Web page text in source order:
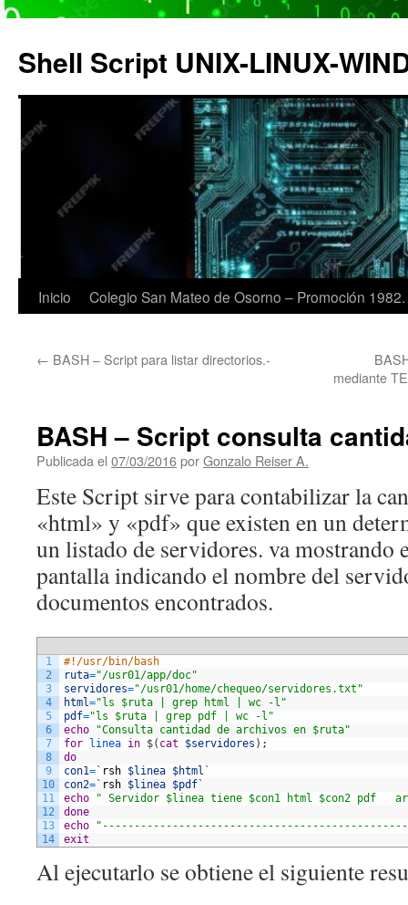
contenido
Shell Script UNIX-LINUX-
Inicio Colegio San Mateo de Osorno – Promoción 1982.
← BASH – Script para listar directorios.-
mediante
BASH – Script consulta
Publicada el 07/03/2016porGonzalo Reiser A.
Este Script sirve para contabilizar la
«html» y «pdf» que existen en un
un listado de servidores. va mostrando
pantalla indicando el nombre del
documentos encontrados.
1
2
3
4
5
6
7
8
9
10
11
12
13
14
#!/usr/bin/bash
ruta="/usr01/app/doc"
servidores="/usr01/home/chequeo/servidores.txt"
html="ls $ruta | grep html | wc -l"
pdf="ls $ruta | grep pdf | wc -l"
echo
"Consulta cantidad de archivos en $ruta"
for
linea in $( cat $servidores ) ;
do
con1= ` rsh $linea $html `
con2= ` rsh $linea $pdf `
echo
" Servidor $linea tiene $con1 html $con2 pdf
done
echo
exit
Al ejecutarlo se obtiene el siguiente